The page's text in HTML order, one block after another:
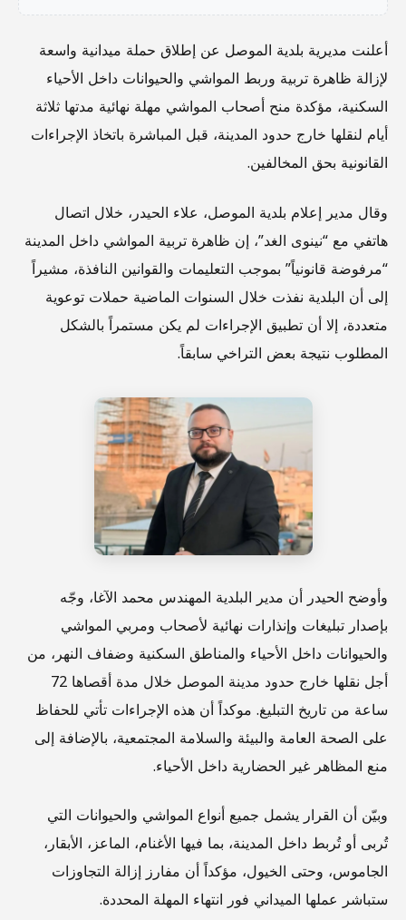
أعلنت مديرية بلدية الموصل عن إطلاق حملة ميدانية واسعة
لإزالة ظاهرة تربية وربط المواشي والحيوانات داخل الأحياء
السكنية، مؤكدة منح أصحاب المواشي مهلة نهائية مدتها ثلاثة
أيام لنقلها خارج حدود المدينة، قبل المباشرة باتخاذ الإجراءات
القانونية بحق المخالفين.
وقال مدير إعلام بلدية الموصل، علاء الحيدر، خلال اتصال
هاتفي مع “نينوى الغد”، إن ظاهرة تربية المواشي داخل المدينة
“مرفوضة قانونياً” بموجب التعليمات والقوانين النافذة، مشيراً
إلى أن البلدية نفذت خلال السنوات الماضية حملات توعوية
متعددة، إلا أن تطبيق الإجراءات لم يكن مستمراً بالشكل
المطلوب نتيجة بعض التراخي سابقاً.
وأوضح الحيدر أن مدير البلدية المهندس محمد الآغا، وجّه
بإصدار تبليغات وإنذارات نهائية لأصحاب ومربي المواشي
والحيوانات داخل الأحياء والمناطق السكنية وضفاف النهر، من
أجل نقلها خارج حدود مدينة الموصل خلال مدة أقصاها 72
ساعة من تاريخ التبليغ. موكداً أن هذه الإجراءات تأتي للحفاظ
على الصحة العامة والبيئة والسلامة المجتمعية، بالإضافة إلى
منع المظاهر غير الحضارية داخل الأحياء.
وبيّن أن القرار يشمل جميع أنواع المواشي والحيوانات التي
تُربى أو تُربط داخل المدينة، بما فيها الأغنام، الماعز، الأبقار،
الجاموس، وحتى الخيول، مؤكداً أن مفارز إزالة التجاوزات
ستباشر عملها الميداني فور انتهاء المهلة المحددة.